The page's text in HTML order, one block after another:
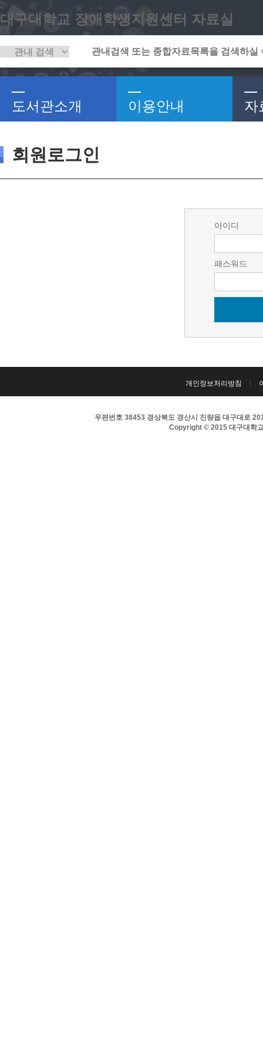
대구대학교 장애학생지원센터 자료실
도서관소개 이용안내 자
회원로그인
아이디
패스워드
개인정보처리방침
우편번호 38453 경상북도 경산시 진량읍 대구대로
Copyright © 2015 대구대학